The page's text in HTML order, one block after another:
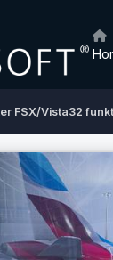
FSX/Vista32